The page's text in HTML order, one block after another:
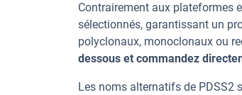
Contrairement aux plateformes
sélectionnés, garantissant un
polyclonaux, monoclonaux ou
dessous et commandez
Les noms alternatifs de PDSS2